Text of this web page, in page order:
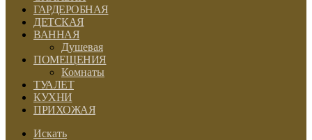
ГАРДЕРОБНАЯ
ДЕТСКАЯ
ВАННАЯ
Душевая
ПОМЕЩЕНИЯ
Комнаты
ТУАЛЕТ
КУХНИ
ПРИХОЖАЯ
Искать